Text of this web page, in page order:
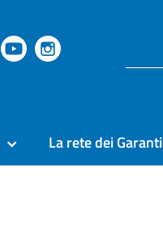
La rete dei Garanti